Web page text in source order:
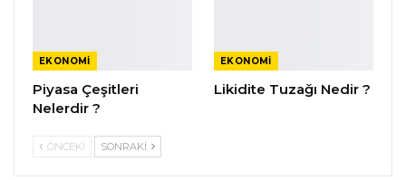
EKONOMI
Piyasa Çeşitleri
Nelerdir ?
EKONOMI
Likidite Tuzağı Nedir ?
ÖNCEKI SONRAKI